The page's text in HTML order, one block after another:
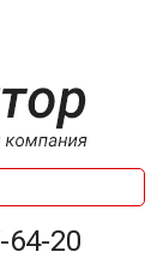
64-20